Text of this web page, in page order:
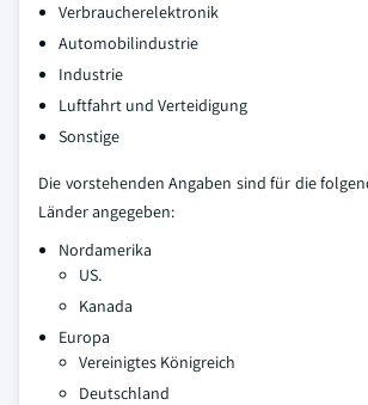
Verbraucherelektronik
Automobilindustrie
Industrie
Luftfahrt und Verteidigung
Sonstige
Die vorstehenden Angaben sind für die
Länder angegeben:
Nordamerika
US.
Kanada
Europa
Vereinigtes Königreich
Deutschland